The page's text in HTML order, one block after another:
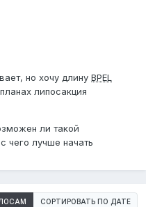
но хочу длину BPEL
липосакция
ли такой
чего лучше начать
СОРТИРОВАТЬ ПО ДАТЕ